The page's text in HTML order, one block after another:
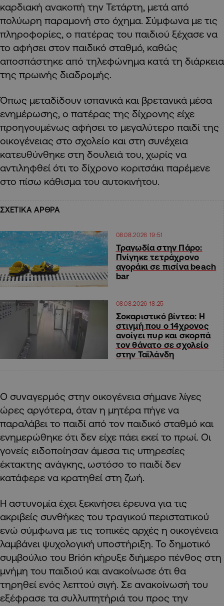
καρδιακή ανακοπή την Τετάρτη, μετά από
πολύωρη παραμονή στο όχημα. Σύμφωνα με τις
πληροφορίες, ο πατέρας του παιδιού ξέχασε να
το αφήσει στον παιδικό σταθμό, καθώς
αποσπάστηκε από τηλεφώνημα κατά τη διάρκεια
της πρωινής διαδρομής.
Όπως μεταδίδουν ισπανικά και βρετανικά μέσα
ενημέρωσης, ο πατέρας της δίχρονης είχε
προηγουμένως αφήσει το μεγαλύτερο παιδί της
οικογένειας στο σχολείο και στη συνέχεια
κατευθύνθηκε στη δουλειά του, χωρίς να
αντιληφθεί ότι το δίχρονο κοριτσάκι παρέμενε
στο πίσω κάθισμα του αυτοκινήτου.
ΣΧΕΤΙΚΑ ΑΡΘΡΑ
08.08.2026 19:51
Τραγωδία στην Πάρο:
Πνίγηκε τετράχρονο
αγοράκι σε πισίνα beach
bar
08.08.2026 18:25
Σοκαριστικό βίντεο: Η
στιγμή που ο 14χρονος
ανοίγει πυρ και σκορπά
τον θάνατο σε σχολείο
στην Ταϊλάνδη
Ο συναγερμός στην οικογένεια σήμανε λίγες
ώρες αργότερα, όταν η μητέρα πήγε να
παραλάβει το παιδί από τον παιδικό σταθμό και
ενημερώθηκε ότι δεν είχε πάει εκεί το πρωί. Οι
γονείς ειδοποίησαν άμεσα τις υπηρεσίες
έκτακτης ανάγκης, ωστόσο το παιδί δεν
κατάφερε να κρατηθεί στη ζωή.
Η αστυνομία έχει ξεκινήσει έρευνα για τις
ακριβείς συνθήκες του τραγικού περιστατικού
ενώ σύμφωνα με τις τοπικές αρχές η οικογένεια
λαμβάνει ψυχολογική υποστήριξη. Το δημοτικό
συμβούλιο του Brión κήρυξε διήμερο πένθος στη
μνήμη του παιδιού και ανακοίνωσε ότι θα
τηρηθεί ενός λεπτού σιγή. Σε ανακοίνωσή του
εξέφρασε τα συλλυπητήριά του προς την